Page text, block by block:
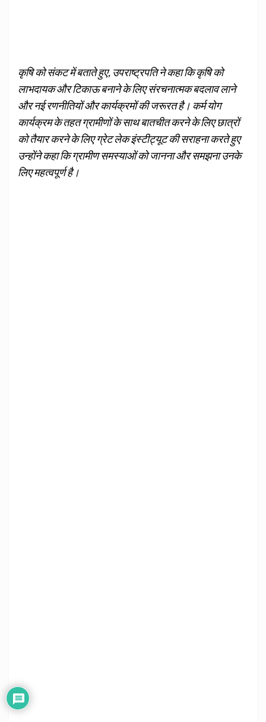
कृषि को संकट में बताते हुए, उपराष्ट्रपति ने कहा कि कृषि को
लाभदायक और टिकाऊ बनाने के लिए संरचनात्मक बदलाव लाने
और नई रणनीतियों और कार्यक्रमों की जरूरत है। कर्म योग
कार्यक्रम के तहत ग्रामीणों के साथ बातचीत करने के लिए छात्रों
को तैयार करने के लिए ग्रेट लेक इंस्टीट्यूट की सराहना करते हुए
उन्होंने कहा कि ग्रामीण समस्याओं को जानना और समझना उनके
लिए महत्वपूर्ण है।